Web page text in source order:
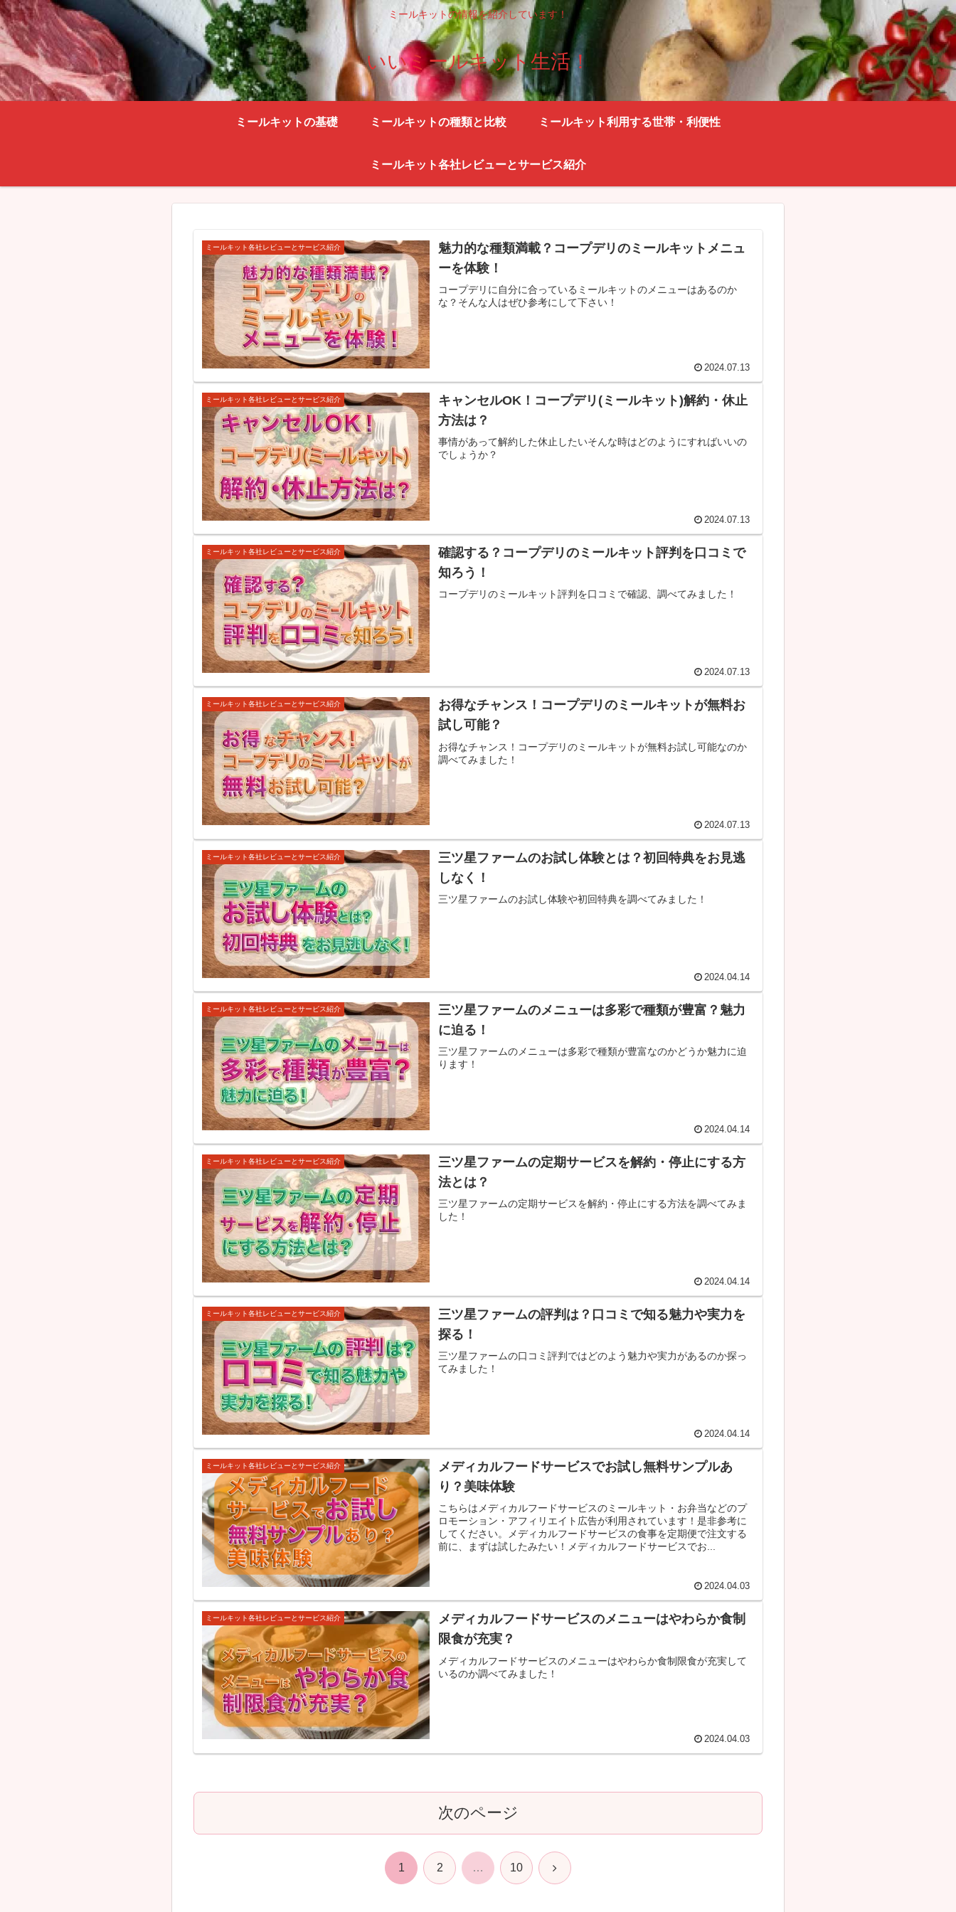
ミールキットの情報を紹介しています！
いいミールキット生活！
ミールキットの基礎 ミールキットの種類と比較 ミールキット利用する世帯・利便性
ミールキット各社レビューとサービス紹介
ミールキット各社レビューとサービス紹介
魅力的な種類満載？コープデリのミールキットメニュ
ーを体験！
コープデリに自分に合っているミールキットのメニューはあるのか
な？そんな人はぜひ参考にして下さい！
2024.07.13
ミールキット各社レビューとサービス紹介
キャンセルOK！コープデリ(ミールキット)解約・休止
方法は？
事情があって解約した休止したいそんな時はどのようにすればいいの
でしょうか？
2024.07.13
ミールキット各社レビューとサービス紹介
確認する？コープデリのミールキット評判を口コミで
知ろう！
コープデリのミールキット評判を口コミで確認、調べてみました！
2024.07.13
ミールキット各社レビューとサービス紹介
お得なチャンス！コープデリのミールキットが無料お
試し可能？
お得なチャンス！コープデリのミールキットが無料お試し可能なのか
調べてみました！
2024.07.13
ミールキット各社レビューとサービス紹介
三ツ星ファームのお試し体験とは？初回特典をお見逃
しなく！
三ツ星ファームのお試し体験や初回特典を調べてみました！
2024.04.14
ミールキット各社レビューとサービス紹介
三ツ星ファームのメニューは多彩で種類が豊富？魅力
に迫る！
三ツ星ファームのメニューは多彩で種類が豊富なのかどうか魅力に迫
ります！
2024.04.14
ミールキット各社レビューとサービス紹介
三ツ星ファームの定期サービスを解約・停止にする方
法とは？
三ツ星ファームの定期サービスを解約・停止にする方法を調べてみま
した！
2024.04.14
ミールキット各社レビューとサービス紹介
三ツ星ファームの評判は？口コミで知る魅力や実力を
探る！
三ツ星ファームの口コミ評判ではどのよう魅力や実力があるのか探っ
てみました！
2024.04.14
ミールキット各社レビューとサービス紹介
メディカルフードサービスでお試し無料サンプルあ
り？美味体験
こちらはメディカルフードサービスのミールキット・お弁当などのプ
ロモーション・アフィリエイト広告が利用されています！是非参考に
してください。メディカルフードサービスの食事を定期便で注文する
前に、まずは試したみたい！メディカルフードサービスでお...
2024.04.03
ミールキット各社レビューとサービス紹介
メディカルフードサービスのメニューはやわらか食制
限食が充実？
メディカルフードサービスのメニューはやわらか食制限食が充実して
いるのか調べてみました！
2024.04.03
次のページ
1 2 … 10 次